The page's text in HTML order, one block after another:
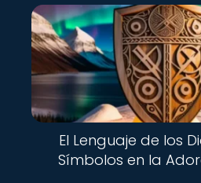
El Lenguaje de los
Símbolos en la